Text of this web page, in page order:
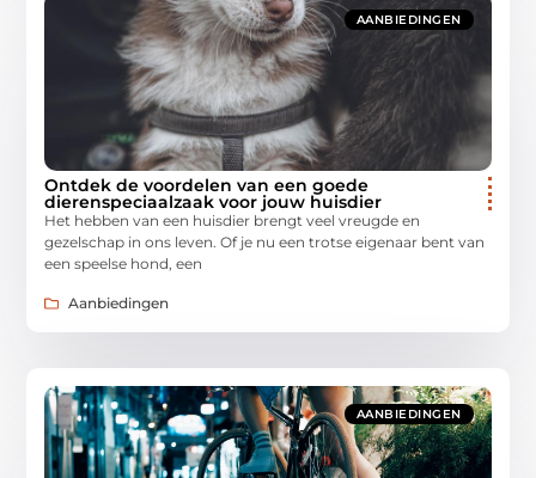
AANBIEDINGEN
Ontdek de voordelen van een goede
dierenspeciaalzaak voor jouw huisdier
Het hebben van een huisdier brengt veel vreugde en
gezelschap in ons leven. Of je nu een trotse eigenaar bent van
een speelse hond, een
Aanbiedingen
AANBIEDINGEN